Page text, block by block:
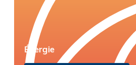
Énergie